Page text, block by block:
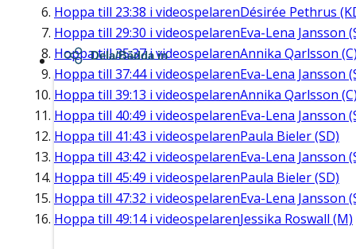
Hoppa till 23:38 i videospelarenDésirée Pethrus
Hoppa till 29:30 i videospelarenEva-Lena Jansson
Hoppa till35:37i videospelarenAnnika Qarlsson
Hoppa till 37:44i videospelarenEva-Lena Jansson
Hoppa till 39:13 i videospelarenAnnika Qarlsson
Hoppa till 40:49 i videospelarenEva-Lena Jansson
Hoppa till 41:43 i videospelarenPaula Bieler (SD)
Hoppa till 43:42 i videospelarenEva-Lena Jansson
Hoppa till 45:49 i videospelarenPaula Bieler (SD)
Hoppa till 47:32 i videospelarenEva-Lena Jansson
Hoppa till 49:14i videospelarenJessika Roswall (M)
Dela/Bädda in